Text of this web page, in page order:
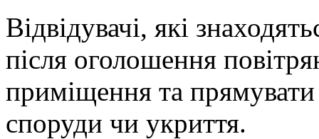
Відвідувачі, які
після оголошення
приміщення та
споруди чи укриття.